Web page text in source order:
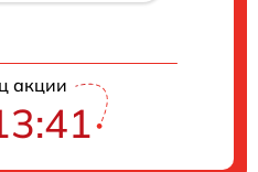
акции